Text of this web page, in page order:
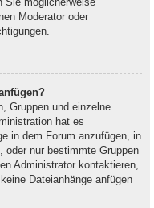
Moderator oder
Gruppen und einzelne
hat es
in dem Forum anzufügen, in
oder nur bestimmte Gruppen
Administrator kontaktieren,
Dateianhänge anfügen